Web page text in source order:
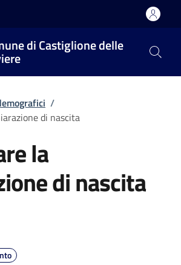
di Castiglione delle
pane/
di nascita
la
di nascita